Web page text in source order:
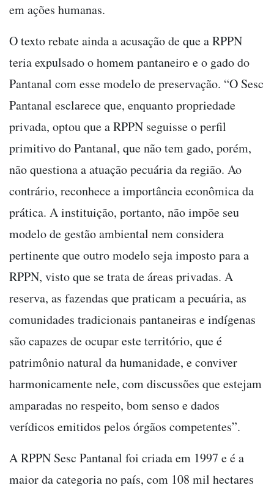
em ações humanas.
O texto rebate ainda a acusação de que a RPPN
teria expulsado o homem pantaneiro e o gado do
Pantanal com esse modelo de preservação. “O Sesc
Pantanal esclarece que, enquanto propriedade
privada, optou que a RPPN seguisse o perfil
primitivo do Pantanal, que não tem gado, porém,
não questiona a atuação pecuária da região. Ao
contrário, reconhece a importância econômica da
prática. A instituição, portanto, não impõe seu
modelo de gestão ambiental nem considera
pertinente que outro modelo seja imposto para a
RPPN, visto que se trata de áreas privadas. A
reserva, as fazendas que praticam a pecuária, as
comunidades tradicionais pantaneiras e indígenas
são capazes de ocupar este território, que é
patrimônio natural da humanidade, e conviver
harmonicamente nele, com discussões que estejam
amparadas no respeito, bom senso e dados
verídicos emitidos pelos órgãos competentes”.
A RPPN Sesc Pantanal foi criada em 1997 e é a
maior da categoria no país, com 108 mil hectares